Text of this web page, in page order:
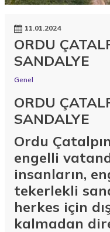
11.01.2024
ORDU
SANDALYE
Genel
ORDU
SANDALYE
Ordu
engelli
insanların,
tekerlekli
herkes için
kalmadan